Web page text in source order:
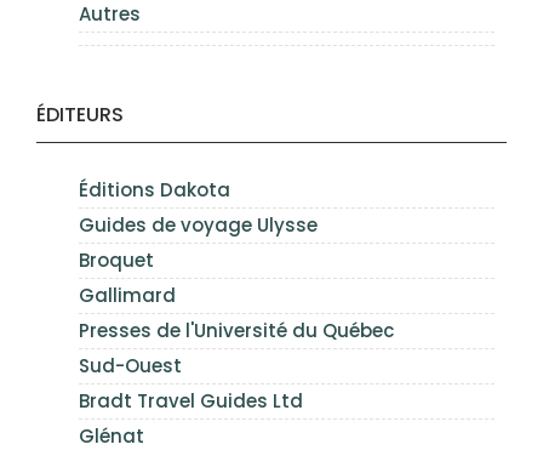
Autres
ÉDITEURS
Éditions Dakota
Guides de voyage Ulysse
Broquet
Gallimard
Presses de l'Université du Québec
Sud-Ouest
Bradt Travel Guides Ltd
Glénat